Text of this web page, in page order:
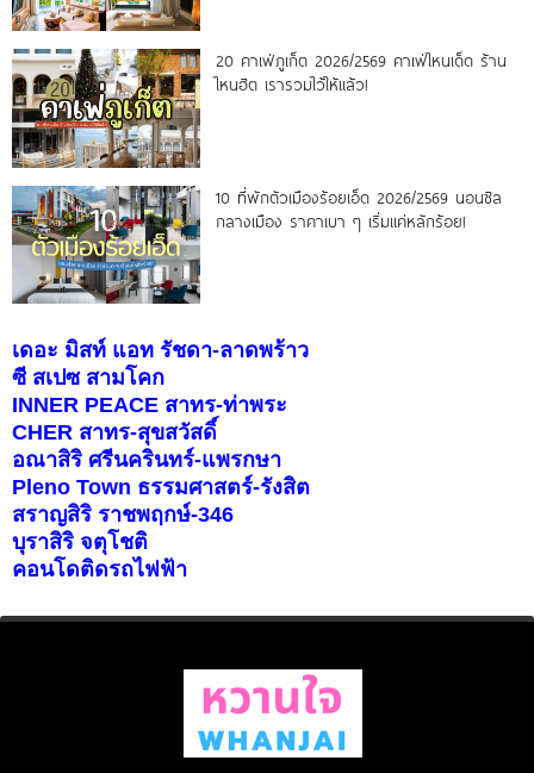
20 คาเฟ่ภูเก็ต 2026/2569 คาเฟ่ไหนเด็ด ร้าน
ไหนฮิต เรารวมไว้ให้แล้ว!
10 ที่พักตัวเมืองร้อยเอ็ด 2026/2569 นอนชิล
กลางเมือง ราคาเบา ๆ เริ่มแค่หลักร้อย!
เดอะ มิสท์ แอท รัชดา-ลาดพร้าว
ซี สเปซ สามโคก
INNER PEACE สาทร-ท่าพระ
CHER สาทร-สุขสวัสดิ์
อณาสิริ ศรีนครินทร์-แพรกษา
Pleno Town ธรรมศาสตร์-รังสิต
สราญสิริ ราชพฤกษ์-346
บุราสิริ จตุโชติ
คอนโดติดรถไฟฟ้า